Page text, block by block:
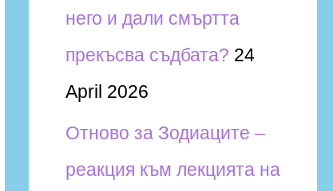
:него и дали смъртта
прекъсва съдбата? 24
April 2026
Отново за Зодиаците –
реакция към лекцията на